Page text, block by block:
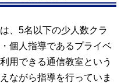
、5名以下の少人数クラ
個人指導であるプライベ
用できる通信教室という
ながら指導を行っていま